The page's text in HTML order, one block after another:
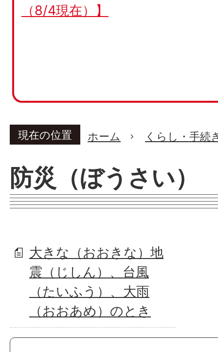
（8/4現在）】
現在の位置 ホーム くらし・手続
防災（ぼうさい）
大きな（おおきな）地
震（じしん）、台風
（たいふう）、大雨
（おおあめ）のとき